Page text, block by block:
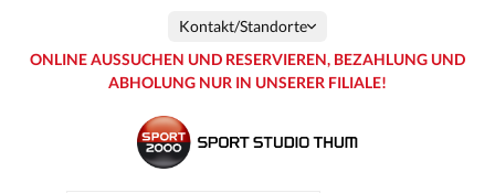
Kontakt/Standorte
ONLINE AUSSUCHEN UND RESERVIEREN, BEZAHLUNG UND
ABHOLUNG NUR IN UNSERER FILIALE!